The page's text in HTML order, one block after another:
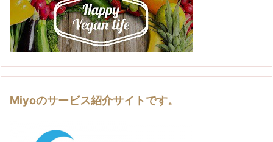
Miyoのサービス紹介サイトです。